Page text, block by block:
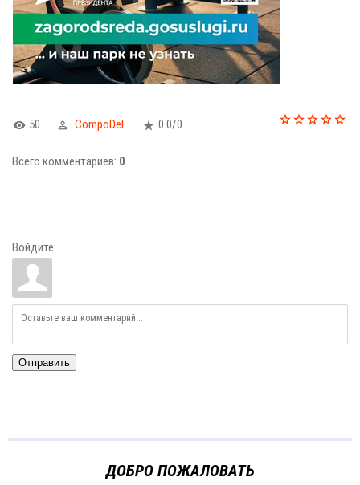
50 CompoDel 0.0/0
Всего комментариев: 0
Войдите:
Отправить
ДОБРО ПОЖАЛОВАТЬ